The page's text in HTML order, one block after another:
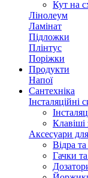
Кут на
Лінолеум
Ламінат
Підложки
Плінтус
Поріжки
Продукти
Напої
Сантехніка
Інсталяційні
Клавіші
Аксесуари
Відра
Гачки